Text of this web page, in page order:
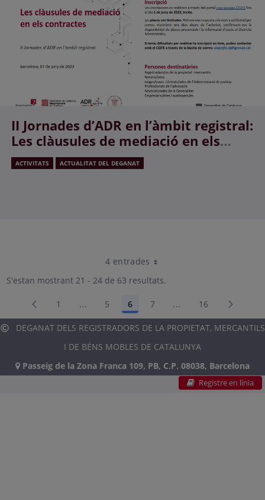
II Jornades d’ADR en l’àmbit registral:
Les clàusules de mediació en els
contractes
ACTIVITATS ACTUALITAT DEL DEGANAT
4 entradesPer pàgina
S'estan mostrant 21 - 24 de 63 resultats.
Pàgina
1 ...Pàgines intermèdies Utilitzeu TAB per
Pàgina
5 Pàgina
6 Pàgina
7 ...PàginesPàgina
16
DEGANAT DELS REGISTRADORS DE LA PROPIETAT, MERCANTILS
I DE BÉNS MOBLES DE CATALUNYA
Passeig de la Zona Franca 109, PB, C.P. 08038, Barcelona
Registre en línia